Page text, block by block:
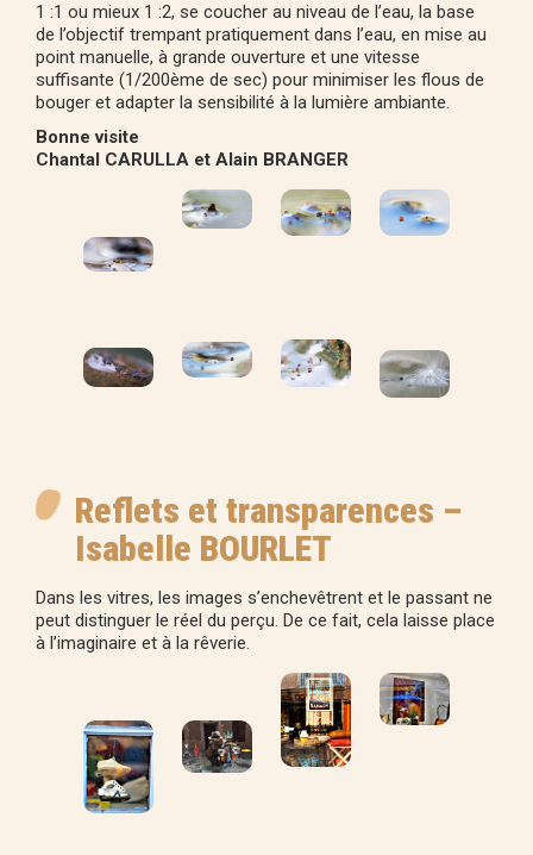
1 :1 ou mieux 1 :2, se coucher au niveau de l’eau, la base
de l’objectif trempant pratiquement dans l’eau, en mise au
point manuelle, à grande ouverture et une vitesse
suffisante (1/200ème de sec) pour minimiser les flous de
bouger et adapter la sensibilité à la lumière ambiante.
Bonne visite
Chantal CARULLA et Alain BRANGER
Reflets et transparences –
Isabelle BOURLET
Dans les vitres, les images s’enchevêtrent et le passant ne
peut distinguer le réel du perçu. De ce fait, cela laisse place
à l’imaginaire et à la rêverie.